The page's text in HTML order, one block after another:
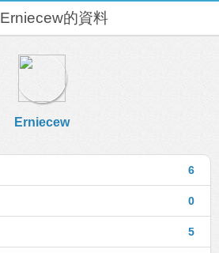
Erniecew的資料
Erniecew
6
0
5